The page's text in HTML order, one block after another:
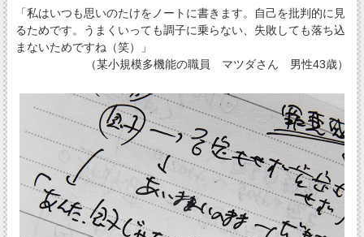
「私はいつも思いのたけをノートに書きます。自己を批判的に見
るためです。うまくいっても調子に乗らない、失敗しても落ち込
まないためですね（笑）」
（某小規模多機能の職員 マツダさん 男性43歳）